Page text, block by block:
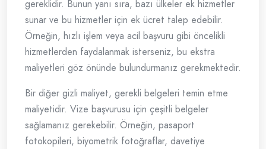
gereklidir. Bunun yanı sıra, bazı ülkeler ek hizmetler
sunar ve bu hizmetler için ek ücret talep edebilir.
Örneğin, hızlı işlem veya acil başvuru gibi öncelikli
hizmetlerden faydalanmak isterseniz, bu ekstra
maliyetleri göz önünde bulundurmanız gerekmektedir.
Bir diğer gizli maliyet, gerekli belgeleri temin etme
maliyetidir. Vize başvurusu için çeşitli belgeler
sağlamanız gerekebilir. Örneğin, pasaport
fotokopileri, biyometrik fotoğraflar, davetiye